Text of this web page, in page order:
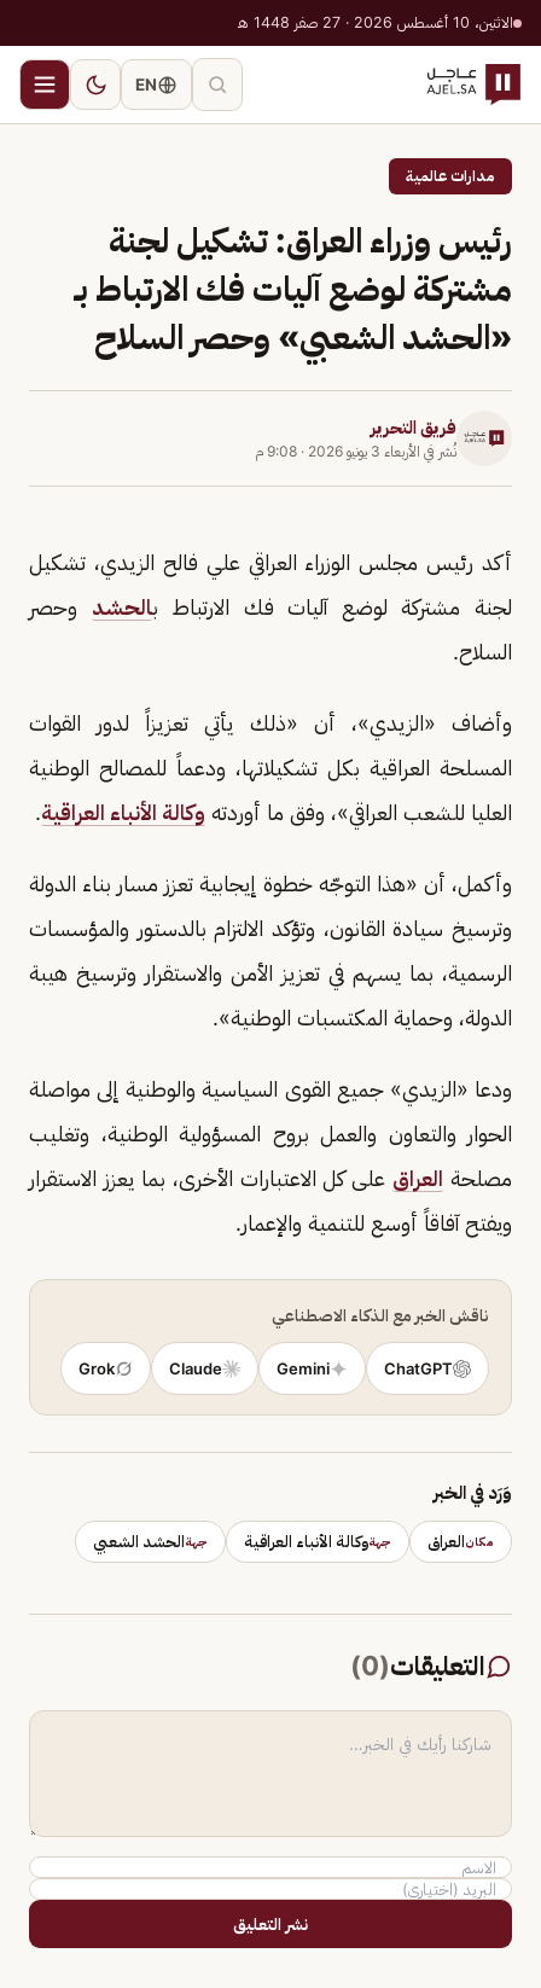
الاثنين، 10 أغسطس 2026 · 27 صفر 1448 هـ
EN
مدارات عالمية
رئيس وزراء العراق: تشكيل لجنة
مشتركة لوضع آليات فك الارتباط بـ
«الحشد الشعبي» وحصر السلاح
فريق التحرير
نُشر في الأربعاء 3 يونيو 2026 · 9:08 م
أكد رئيس مجلس الوزراء العراقي علي فالح الزيدي، تشكيل
لجنة مشتركة لوضع آليات فك الارتباط بالحشد وحصر
السلاح.
وأضاف «الزيدي»، أن «ذلك يأتي تعزيزاً لدور القوات
المسلحة العراقية بكل تشكيلاتها، ودعماً للمصالح الوطنية
العليا للشعب العراقي»، وفق ما أوردته وكالة الأنباء العراقية.
وأكمل، أن «هذا التوجّه خطوة إيجابية تعزز مسار بناء الدولة
وترسيخ سيادة القانون، وتؤكد الالتزام بالدستور والمؤسسات
الرسمية، بما يسهم في تعزيز الأمن والاستقرار وترسيخ هيبة
الدولة، وحماية المكتسبات الوطنية».
ودعا «الزيدي» جميع القوى السياسية والوطنية إلى مواصلة
الحوار والتعاون والعمل بروح المسؤولية الوطنية، وتغليب
مصلحة العراق على كل الاعتبارات الأخرى، بما يعزز الاستقرار
ويفتح آفاقاً أوسع للتنمية والإعمار.
ناقش الخبر مع الذكاء الاصطناعي
ChatGPT
Gemini
Claude
Grok
وَرَد في الخبر
مكانالعراق جهةوكالة الأنباء العراقية جهةالحشد الشعبي
التعليقات(
0
)
نشر التعليق